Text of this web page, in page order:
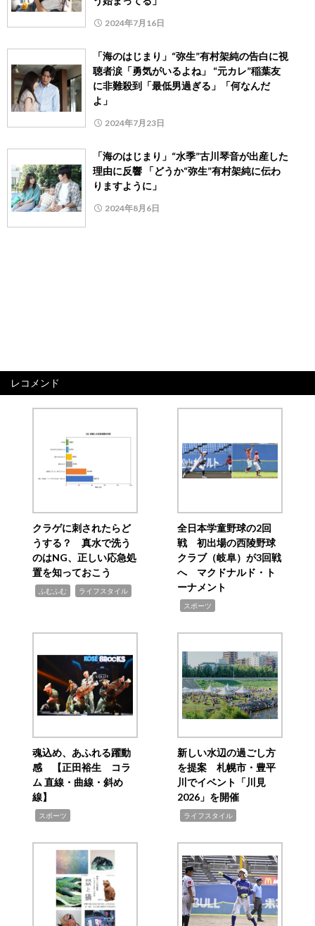
2024年7月16日
「海のはじまり」“弥生”有村架純の告白に視
聴者涙「勇気がいるよね」 “元カレ”稲葉友
に非難殺到「最低男過ぎる」「何なんだ
よ」
2024年7月23日
「海のはじまり」“水季”古川琴音が出産した
理由に反響 「どうか“弥生”有村架純に伝わ
りますように」
2024年8月6日
レコメンド
クラゲに刺されたらど
うする？ 真水で洗う
のはNG、正しい応急処
置を知っておこう
ふむふむ ライフスタイル
全日本学童野球の2回
戦 初出場の西陵野球
クラブ（岐阜）が3回戦
へ マクドナルド・ト
ーナメント
スポーツ
魂込め、あふれる躍動
感 【正田裕生 コラ
ム 直線・曲線・斜め
線】
スポーツ
新しい水辺の過ごし方
を提案 札幌市・豊平
川でイベント「川見
2026」を開催
ライフスタイル